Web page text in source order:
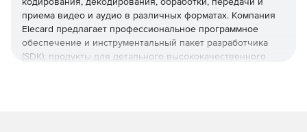
приема видео и аудио в различных форматах. Компания
Elecard предлагает профессиональное программное
обеспечение и инструментальный пакет разработчика
(SDK); продукты для детального высококачественного